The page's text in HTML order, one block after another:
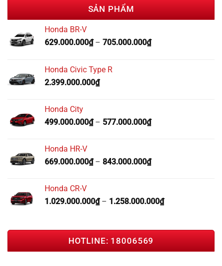
SẢN PHẨM
Honda BR-V
629.000.000₫– 705.000.000₫
Honda Civic Type R
2.399.000.000₫
Honda City
499.000.000₫– 577.000.000₫
Honda HR-V
669.000.000₫– 843.000.000₫
Honda CR-V
1.029.000.000₫– 1.258.000.000₫
HOTLINE: 18006569